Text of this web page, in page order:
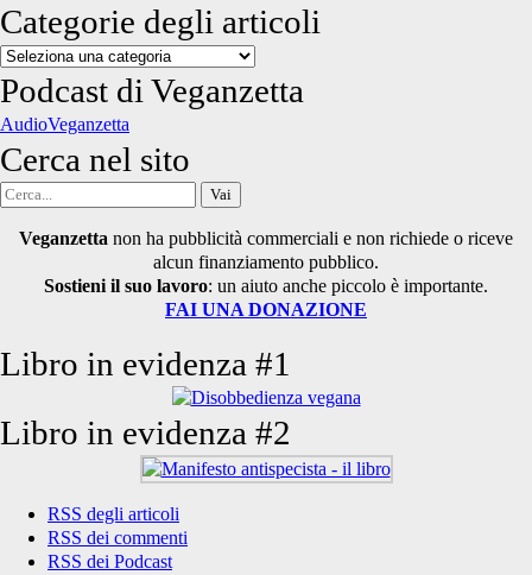
Categorie degli articoli
Categorie
degli
articoli
Podcast di Veganzetta
AudioVeganzetta
Cerca nel sito
Cerca
Veganzetta non ha pubblicità commerciali e non richiede o riceve
alcun finanziamento pubblico.
Sostieni il suo lavoro: un aiuto anche piccolo è importante.
FAI UNA DONAZIONE
Libro in evidenza #1
Libro in evidenza #2
RSS degli articoli
RSS dei commenti
RSS dei Podcast